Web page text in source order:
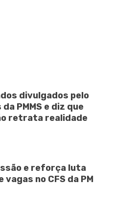
divulgados pelo
PMMS e diz que
retrata realidade
e reforça luta
vagas no CFS da PM